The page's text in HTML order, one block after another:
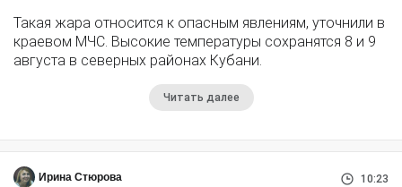
Такая жара относится к опасным явлениям, уточнили в
краевом МЧС. Высокие температуры сохранятся 8 и 9
августа в северных районах Кубани.
Читать далее
Ирина Стюрова 10:23